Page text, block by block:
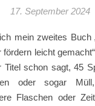
17. September 2024
leicht
Titel schon sagt, 45
oder sogar
Flaschen oder